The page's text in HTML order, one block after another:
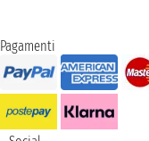
Pagamenti